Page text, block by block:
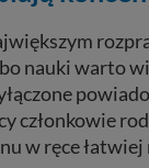
nauki warto
członkowie
w ręce łatwiej